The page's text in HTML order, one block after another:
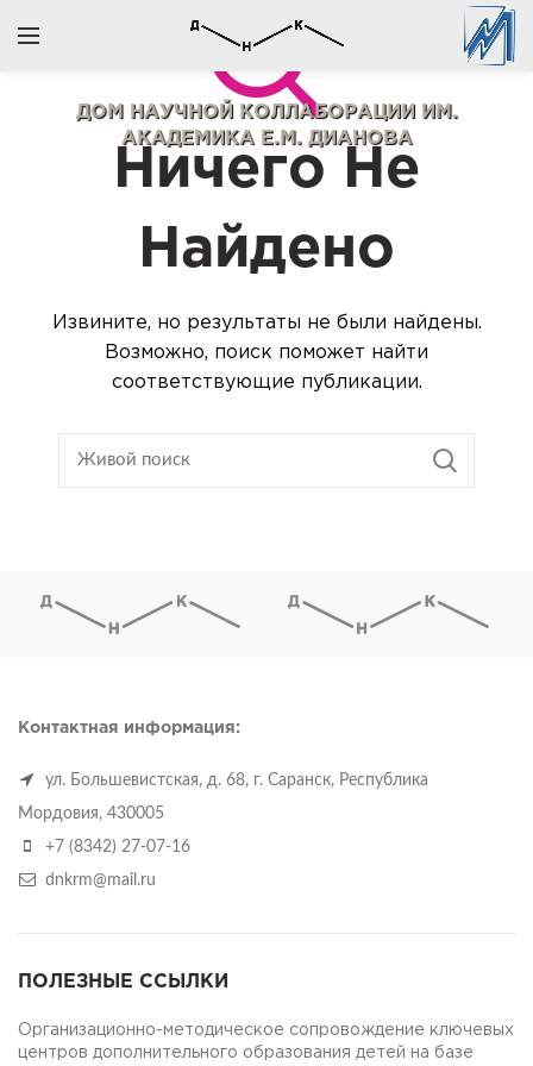
ДОМ НАУЧНОЙ КОЛЛАБОРАЦИИ
ИМ.
АКАДЕМИКА Е.М. ДИАНОВА
Ничего Не
Найдено
Извините, но результаты не были найдены.
Возможно, поиск поможет найти
соответствующие публикации.
Контактная информация:
ул. Большевистская, д. 68, г. Саранск, Республика
Мордовия, 430005
+7 (8342) 27-07-16
dnkrm@mail.ru
ПОЛЕЗНЫЕ ССЫЛКИ
Организационно-методическое сопровождение ключевых
центров дополнительного образования детей на базе